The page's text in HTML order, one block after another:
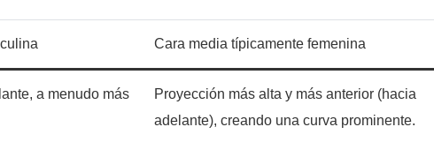
Cara media típicamente femenina
a menudo más
Proyección más alta y más anterior (hacia
adelante), creando una curva prominente.